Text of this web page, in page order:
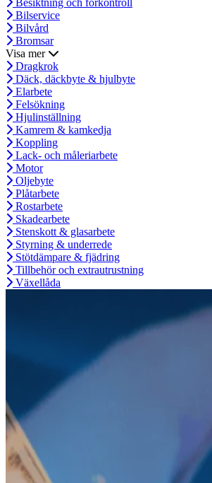
Besiktning och förkontroll
Bilservice
Bilvård
Bromsar
Visa mer
Dragkrok
Däck, däckbyte & hjulbyte
Elarbete
Felsökning
Hjulinställning
Kamrem & kamkedja
Koppling
Lack- och måleriarbete
Motor
Oljebyte
Plåtarbete
Rostarbete
Skadearbete
Stenskott & glasarbete
Styrning & underrede
Stötdämpare & fjädring
Tillbehör och extrautrustning
Växellåda